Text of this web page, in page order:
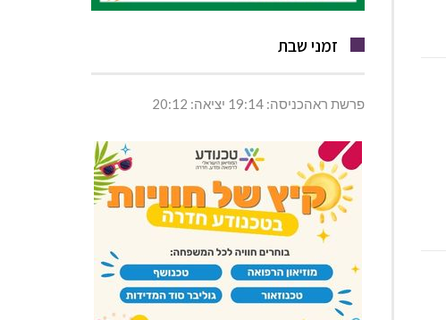
זמני שבת
פרשת ראהכניסה: 19:14 יציאה: 20:12